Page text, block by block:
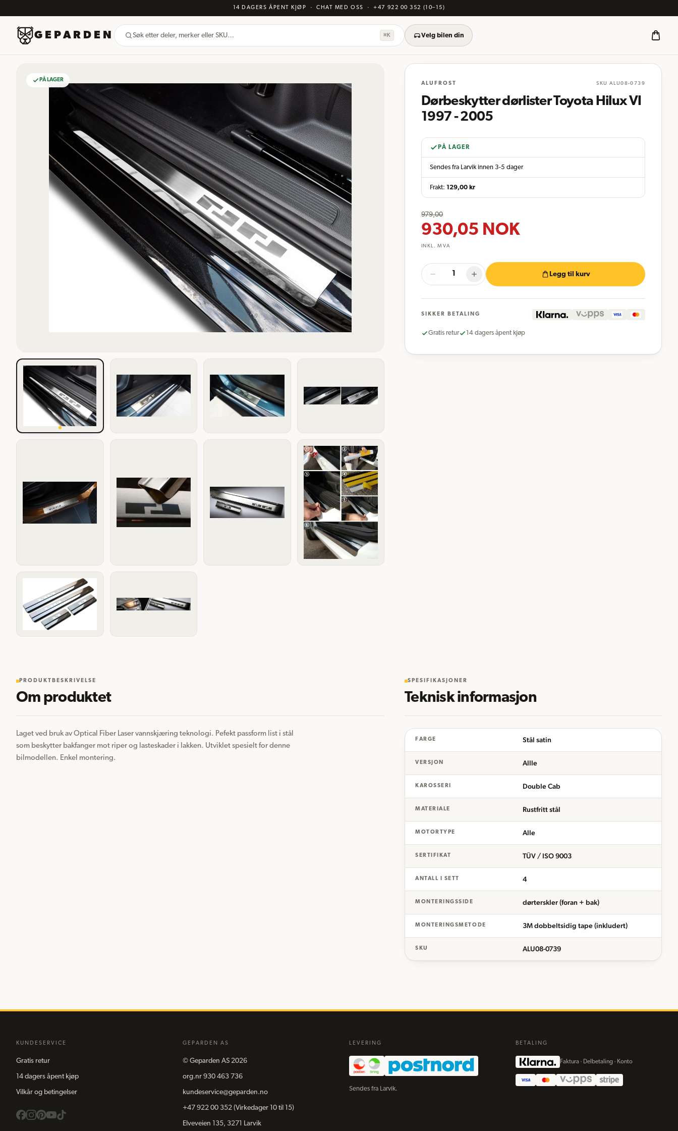
14 DAGERS ÅPENT KJØP · CHAT MED OSS ·+47 922 00 352 (10–15)
GEPARDEN Søk etter deler, merker eller SKU… ⌘K Velg bilen din
PÅ LAGER
ALUFROST SKU ALU08-0739
Dørbeskytter dørlister Toyota Hilux VI
1997 - 2005
PÅ LAGER
Sendes fra Larvik innen 3-5 dager
Frakt: 129,00 kr
979,00
930,05 NOK
INKL. MVA
Legg til kurv
SIKKER BETALING
Gratis retur 14 dagers åpent kjøp
PRODUKTBESKRIVELSE
Om produktet
Laget ved bruk av Optical Fiber Laser vannskjæring teknologi. Pefekt passform list i stål
som beskytter bakfanger mot riper og lasteskader i lakken. Utviklet spesielt for denne
bilmodellen. Enkel montering.
SPESIFIKASJONER
Teknisk informasjon
FARGE Stål satin
VERSJON Allle
KAROSSERI Double Cab
MATERIALE Rustfritt stål
MOTORTYPE Alle
SERTIFIKAT TÜV / ISO 9003
ANTALL I SETT 4
MONTERINGSSIDE dørterskler (foran + bak)
MONTERINGSMETODE 3M dobbeltsidig tape (inkludert)
SKU ALU08-0739
KUNDESERVICE
Gratis retur
14 dagers åpent kjøp
Vilkår og betingelser
GEPARDEN AS
© Geparden AS 2026
org.nr 930 463 736
kundeservice@geparden.no
+47 922 00 352 (Virkedager 10 til 15)
Elveveien 135, 3271 Larvik
LEVERING
Sendes fra Larvik.
BETALING
Faktura · Delbetaling · Konto